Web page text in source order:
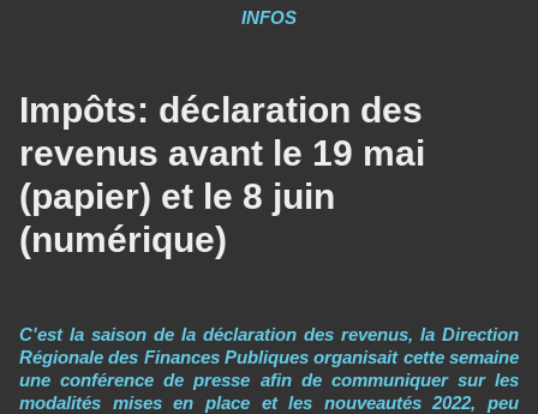
INFOS
Impôts: déclaration des
revenus avant le 19 mai
(papier) et le 8 juin
(numérique)
C'est la saison de la déclaration des revenus, la Direction
Régionale des Finances Publiques organisait cette semaine
une conférence de presse afin de communiquer sur les
modalités mises en place et les nouveautés 2022, peu